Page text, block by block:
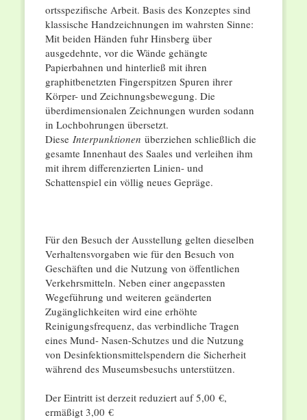
ortsspezifische Arbeit. Basis des Konzeptes sind
klassische Handzeichnungen im wahrsten Sinne:
Mit beiden Händen fuhr Hinsberg über
ausgedehnte, vor die Wände gehängte
Papierbahnen und hinterließ mit ihren
graphitbenetzten Fingerspitzen Spuren ihrer
Körper- und Zeichnungsbewegung. Die
überdimensionalen Zeichnungen wurden sodann
in Lochbohrungen übersetzt.
Diese Interpunktionen überziehen schließlich die
gesamte Innenhaut des Saales und verleihen ihm
mit ihrem differenzierten Linien- und
Schattenspiel ein völlig neues Gepräge.
Für den Besuch der Ausstellung gelten dieselben
Verhaltensvorgaben wie für den Besuch von
Geschäften und die Nutzung von öffentlichen
Verkehrsmitteln. Neben einer angepassten
Wegeführung und weiteren geänderten
Zugänglichkeiten wird eine erhöhte
Reinigungsfrequenz, das verbindliche Tragen
eines Mund- Nasen-Schutzes und die Nutzung
von Desinfektionsmittelspendern die Sicherheit
während des Museumsbesuchs unterstützen.
Der Eintritt ist derzeit reduziert auf 5,00 €,
ermäßigt 3,00 €